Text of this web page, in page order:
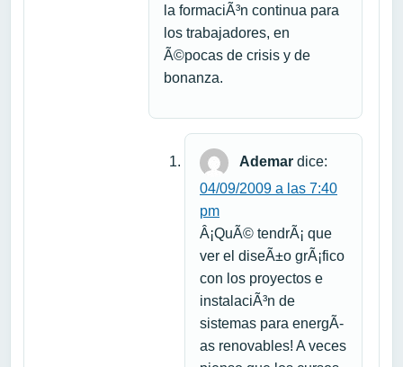
la formaciÃ³n continua para
los trabajadores, en
Ã©pocas de crisis y de
bonanza.
Ademar dice:
04/09/2009 a las 7:40
pm
Â¡QuÃ© tendrÃ¡ que
ver el diseÃ±o grÃ¡fico
con los proyectos e
instalaciÃ³n de
sistemas para energÃ­
as renovables! A veces